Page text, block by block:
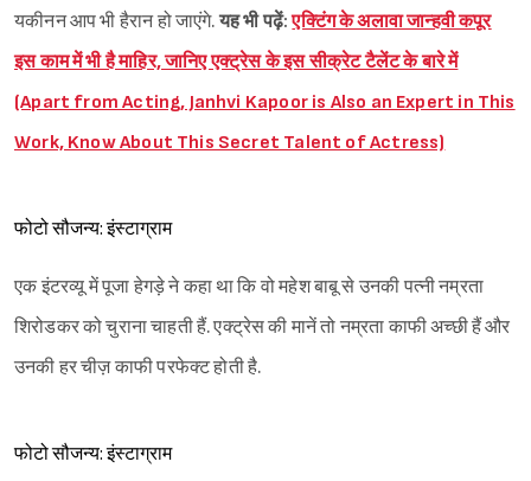
यकीनन आप भी हैरान हो जाएंगे.यह भी पढ़ें:एक्टिंग के अलावा जान्हवी कपूर
इस काम में भी है माहिर, जानिए एक्ट्रेस के इस सीक्रेट टैलेंट के बारे में
(Apart from Acting, Janhvi Kapoor is Also an Expert in This
Work, Know About This Secret Talent of Actress)
फोटो सौजन्य: इंस्टाग्राम
एक इंटरव्यू में पूजा हेगड़े ने कहा था कि वो महेश बाबू से उनकी पत्नी नम्रता
शिरोडकर को चुराना चाहती हैं. एक्ट्रेस की मानें तो नम्रता काफी अच्छी हैं और
उनकी हर चीज़ काफी परफेक्ट होती है.
फोटो सौजन्य: इंस्टाग्राम